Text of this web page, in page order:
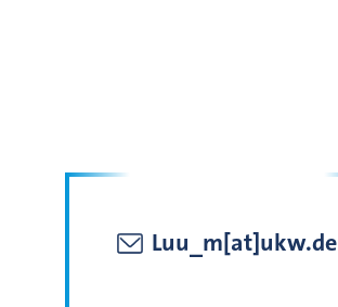
Luu_m[at]ukw.de